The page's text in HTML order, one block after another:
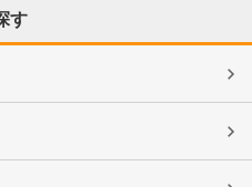
す